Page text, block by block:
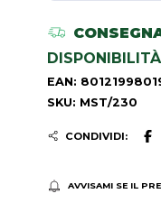
EAN:
SKU: MST/230
CONDIVIDI:
AVVISAMI SE IL